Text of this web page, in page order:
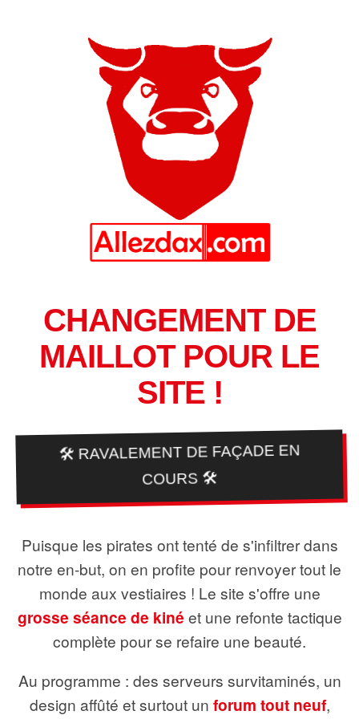
CHANGEMENT DE
MAILLOT POUR LE
SITE !
🛠️ RAVALEMENT DE FAÇADE EN
COURS 🛠️
Puisque les pirates ont tenté de s'infiltrer dans
notre en-but, on en profite pour renvoyer tout le
monde aux vestiaires ! Le site s'offre une
grosse séance de kiné et une refonte tactique
complète pour se refaire une beauté.
Au programme : des serveurs survitaminés, un
design affûté et surtout un forum tout neuf,